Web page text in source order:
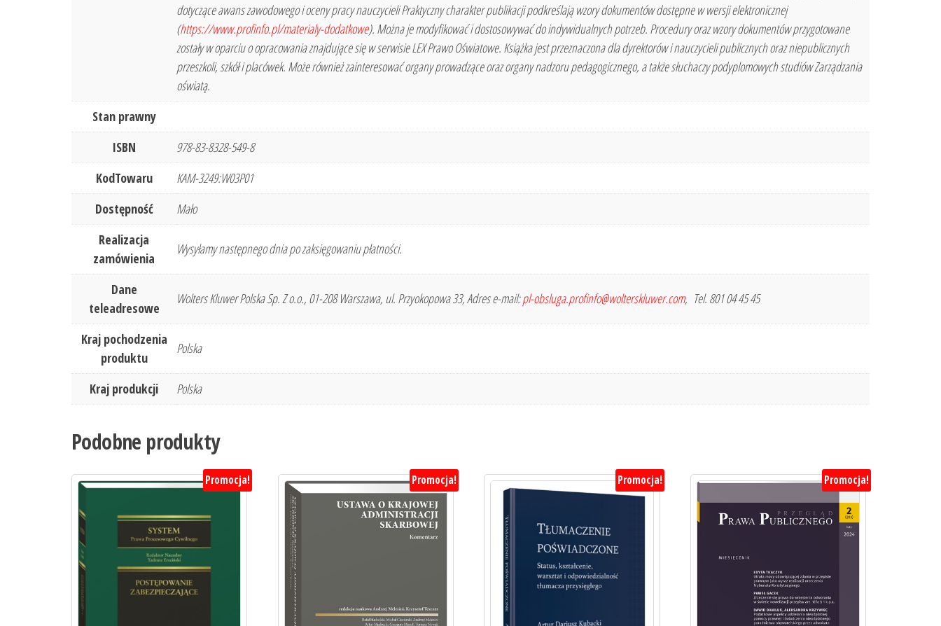
dotyczące awans zawodowego i oceny pracy nauczycieli Praktyczny charakter publikacji podkreślają wzory dokumentów dostępne w wersji elektronicznej
(https://www.profinfo.pl/materialy-dodatkowe). Można je modyfikować i dostosowywać do indywidualnych potrzeb. Procedury oraz wzory dokumentów przygotowane
zostały w oparciu o opracowania znajdujące się w serwisie LEX Prawo Oświatowe. Książka jest przeznaczona dla dyrektorów i nauczycieli publicznych oraz niepublicznych
przeszkoli, szkół i placówek. Może również zainteresować organy prowadzące oraz organy nadzoru pedagogicznego, a także słuchaczy podyplomowych studiów Zarządzania
oświatą.
Stan prawny
ISBN
978-83-8328-549-8
KodTowaru
KAM-3249:W03P01
Dostępność
Mało
Realizacja
zamówienia
Wysyłamy następnego dnia po zaksięgowaniu płatności.
Dane
teleadresowe
Wolters Kluwer Polska Sp. Z o.o., 01-208 Warszawa, ul. Przyokopowa 33, Adres e-mail:pl-obsluga.profinfo@wolterskluwer.com, Tel. 801 04 45 45
Kraj pochodzenia
produktu
Polska
Kraj produkcji Polska
Podobne produkty
Promocja! Promocja! Promocja! Promocja!